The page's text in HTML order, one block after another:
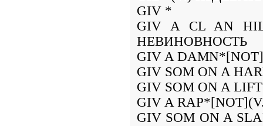
GIV *
GIV A CL AN
НЕВИНОВНОСТЬ
GIV A
GIV SOM ON A
GIV SOM ON A
GIV A
GIV SOM ON A